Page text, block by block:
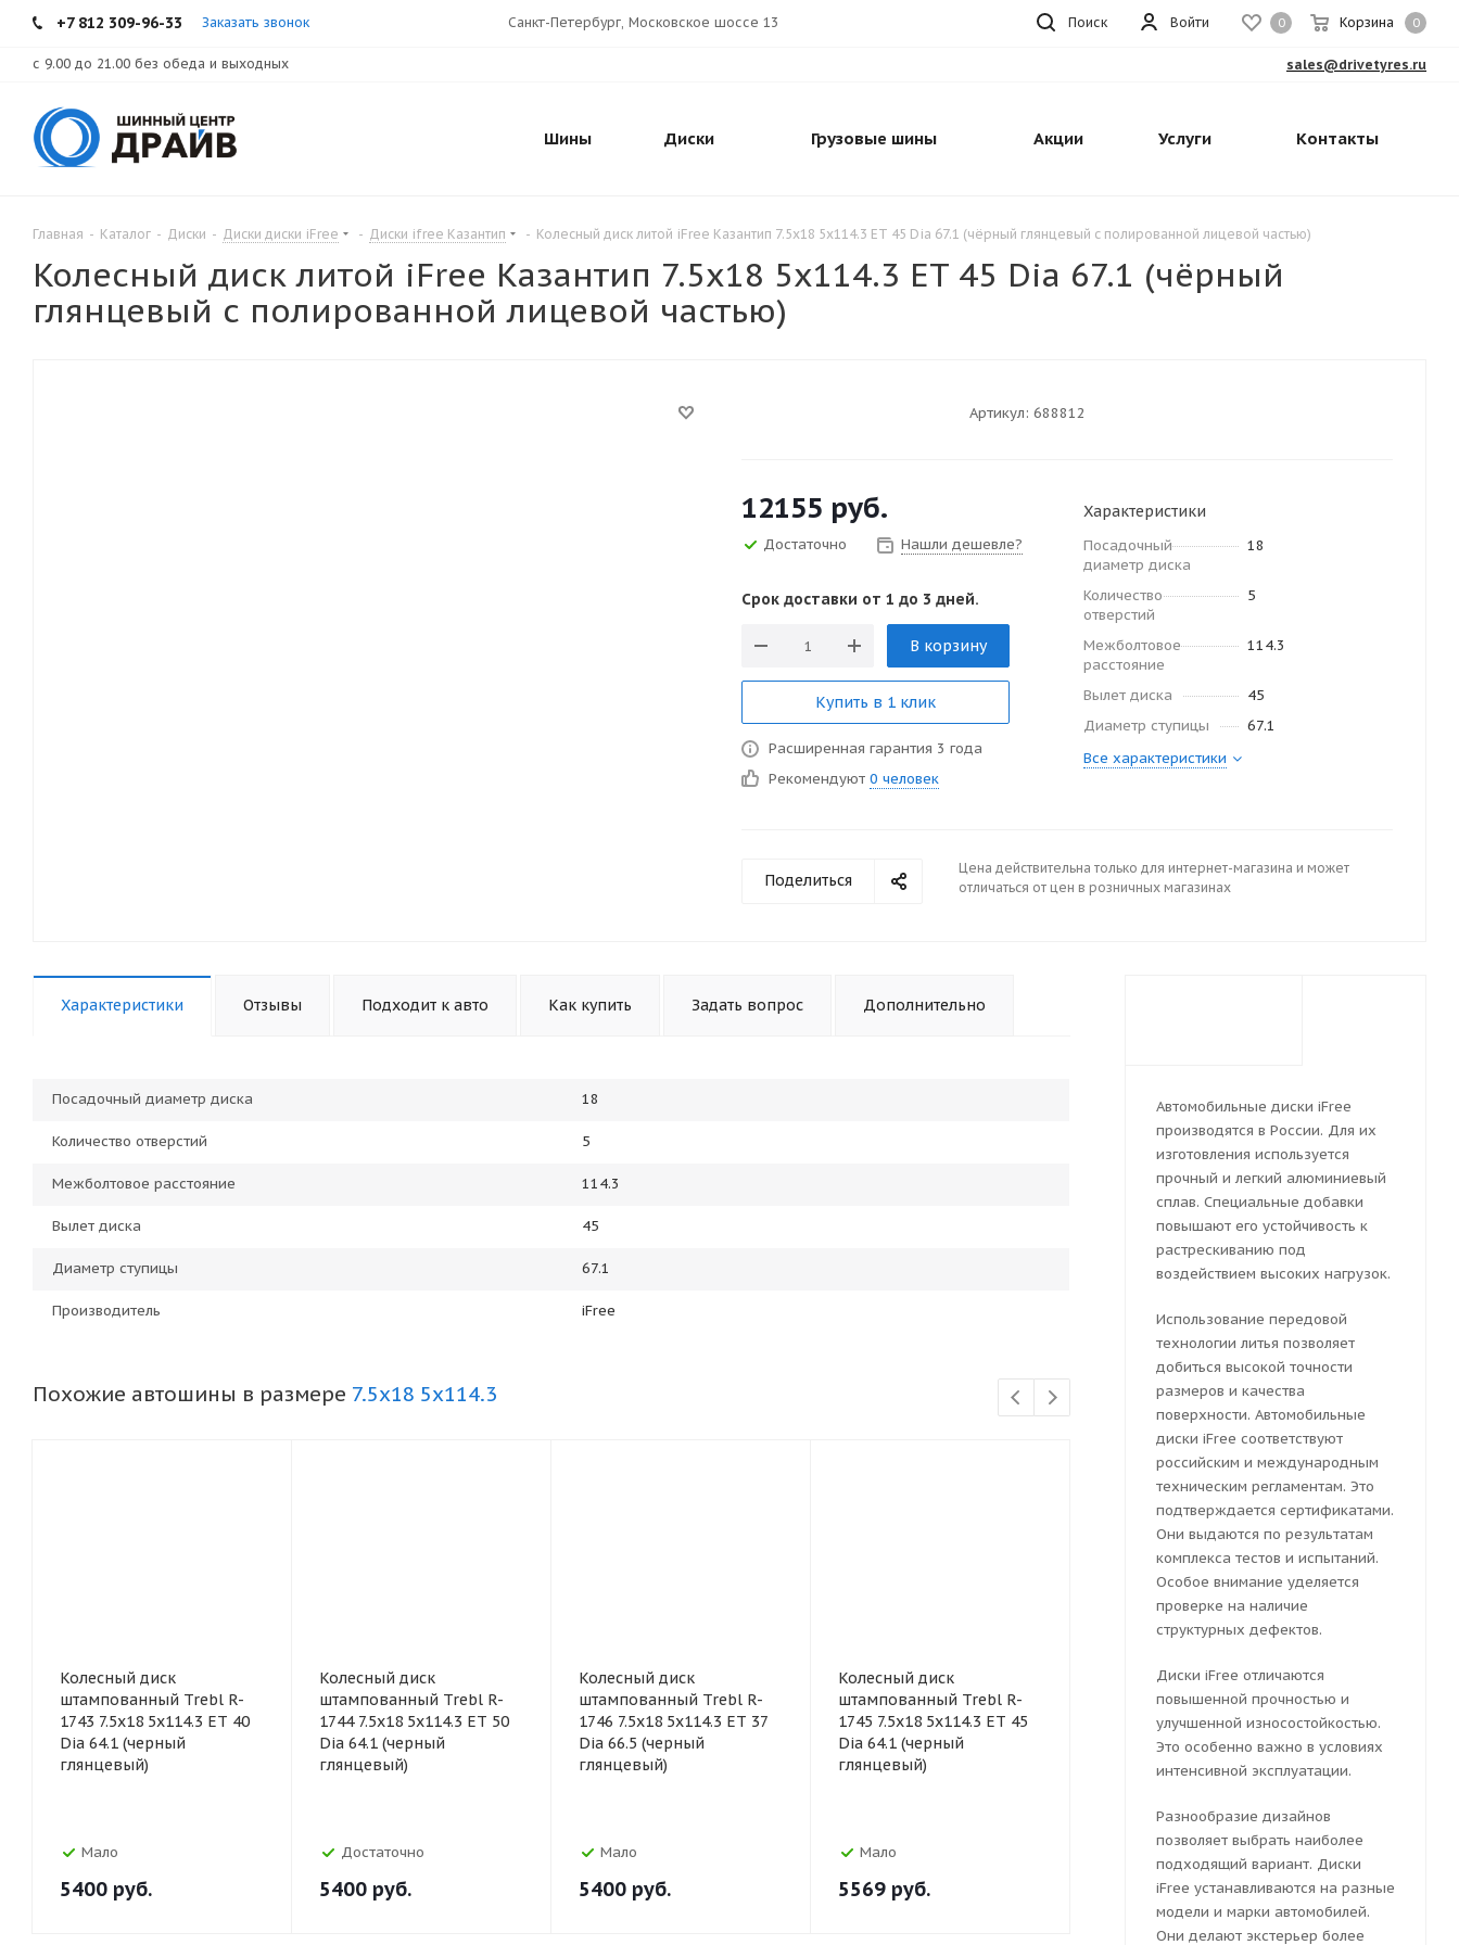
+7 812 309-96-33 Заказать звонок 0 Корзина 0
Войти
Санкт-Петербург, Московское шоссе 13 Поиск
с 9.00 до 21.00 без обеда и выходных sales@drivetyres.ru
Шины Диски Грузовые шины Акции Услуги Контакты
Главная - Каталог - Диски - Диски диски iFree - Диски ifree Казантип - Колесный диск литой iFree Казантип 7.5x18 5x114.3 ET 45 Dia 67.1 (чёрный глянцевый с полированной лицевой частью)
Колесный диск литой iFree Казантип 7.5x18 5x114.3 ET 45 Dia 67.1 (чёрный
глянцевый с полированной лицевой частью)
Артикул: 688812
12155 руб.
Достаточно Нашли дешевле?
Срок доставки от 1 до 3 дней.
В корзину
Купить в 1 клик
Расширенная гарантия 3 года
Рекомендуют 0 человек
Характеристики
Посадочный
диаметр диска
18
Количество
отверстий
5
Межболтовое
расстояние
114.3
Вылет диска
45
Диаметр ступицы
67.1
Все характеристики
Поделиться
Цена действительна только для интернет-магазина и может
отличаться от цен в розничных магазинах
Характеристики Отзывы Подходит к авто Как купить Задать вопрос Дополнительно
Посадочный диаметр диска 18
Количество отверстий 5
Межболтовое расстояние 114.3
Вылет диска 45
Диаметр ступицы 67.1
Производитель iFree
Похожие автошины в размере 7.5x18 5x114.3
Колесный диск
штампованный Trebl R-
1743 7.5x18 5x114.3 ET 40
Dia 64.1 (черный
глянцевый)
Мало
5400 руб.
Колесный диск
штампованный Trebl R-
1744 7.5x18 5x114.3 ET 50
Dia 64.1 (черный
глянцевый)
Достаточно
5400 руб.
Колесный диск
штампованный Trebl R-
1746 7.5x18 5x114.3 ET 37
Dia 66.5 (черный
глянцевый)
Мало
5400 руб.
Колесный диск
штампованный Trebl R-
1745 7.5x18 5x114.3 ET 45
Dia 64.1 (черный
глянцевый)
Мало
5569 руб.
Колесный диск
штампованный Trebl R-
1749 7.5x18 5x114.3 ET 50
Dia 60.1 (черный
глянцевый)
руб.
1751 7.5x18
Dia 67.1
5569
Автомобильные диски iFree
производятся в России. Для их
изготовления используется
прочный и легкий алюминиевый
сплав. Специальные добавки
повышают его устойчивость к
растрескиванию под
воздействием высоких нагрузок.
Использование передовой
технологии литья позволяет
добиться высокой точности
размеров и качества
поверхности. Автомобильные
диски iFree соответствуют
российским и международным
техническим регламентам. Это
подтверждается сертификатами.
Они выдаются по результатам
комплекса тестов и испытаний.
Особое внимание уделяется
проверке на наличие
структурных дефектов.
Диски iFree отличаются
повышенной прочностью и
улучшенной износостойкостью.
Это особенно важно в условиях
интенсивной эксплуатации.
Разнообразие дизайнов
позволяет выбрать наиболее
подходящий вариант. Диски
iFree устанавливаются на разные
модели и марки автомобилей.
Они делают экстерьер более